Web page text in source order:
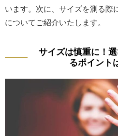
います。次に、サイズを測る際
についてご紹介いたします。
サイズは慎重に！
るポイント